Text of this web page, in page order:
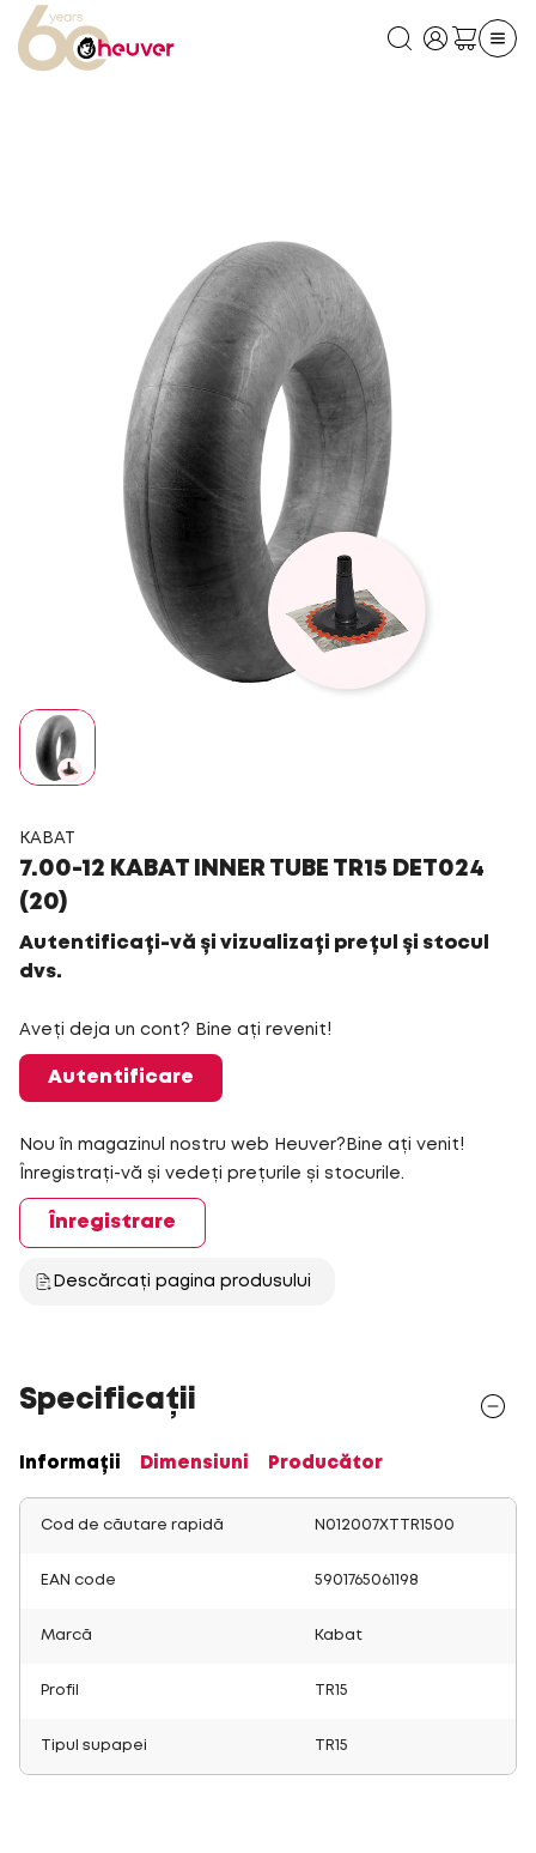
KABAT
7.00-12 KABAT INNER TUBE TR15 DET024
(20)
Autentificați-vă și vizualizați prețul și stocul
dvs.
Aveți deja un cont? Bine ați revenit!
Autentificare
Nou în magazinul nostru web Heuver?Bine ați venit!
Înregistrați-vă și vedeți prețurile și stocurile.
Înregistrare
Descărcați pagina produsului
Specificații
Informații Dimensiuni Producător
Cod de căutare rapidă N012007XTTR1500
EAN code 5901765061198
Marcă Kabat
Profil TR15
Tipul supapei TR15